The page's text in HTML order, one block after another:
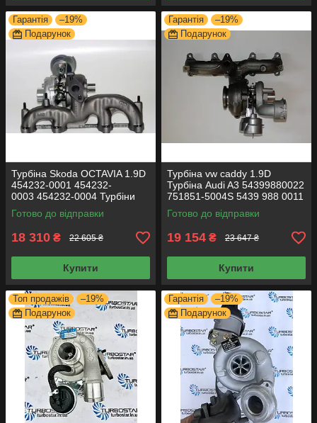
Гарантія
–19%
Подарунок
Турбіна Skoda OCTAVIA 1.9D
454232-0001 454232-
0003 454232-0004 Турбіни
Skoda Турбіни для шлунгу
Готово до відправки
18 310 ₴ 22 605 ₴
Купити
Гарантія
–19%
Подарунок
Турбіна vw caddy 1.9D
Турбіна Audi A3 54399880022
751851-5004S 5439 988 0011
54399700082
Готово до відправки
19 154 ₴ 23 647 ₴
Купити
Топ продажів
–19%
Подарунок
Гарантія
–19%
Подарунок